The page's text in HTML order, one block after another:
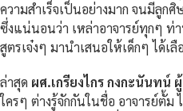
ความสำเร็จเป็นอย่างมาก จนมีลูก
ซึ่งแน่นอนว่า เหล่าอาจารย์ทุกๆ ท่
สูตรเจ๋งๆ มานำเสนอให้เด็กๆ ได้เ
ล่าสุด ผศ.เกรียงไกร กงกะนันทน์
ใครๆ ต่างรู้จักกันในชื่อ อาจารย์ตั้ม